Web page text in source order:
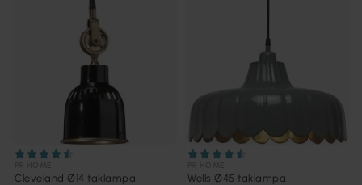
Cleveland Ø14 taklampa Wells Ø45 taklampa